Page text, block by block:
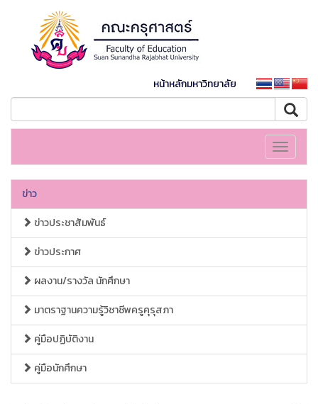
หน้าหลักมหาวิทยาลัย
Toggle
ข่าว
ข่าวประชาสัมพันธ์
ข่าวประกาศ
ผลงาน/รางวัล นักศึกษา
มาตราฐานความรู้วิชาชีพครูคุรุสภา
คู่มือปฏิบัติงาน
คู่มือนักศึกษา